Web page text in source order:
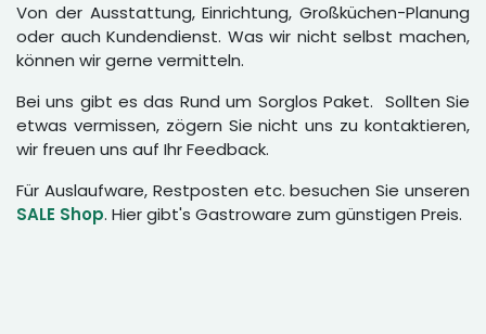
Von der Ausstattung, Einrichtung, Großküchen-Planung
oder auch Kundendienst. Was wir nicht selbst machen,
können wir gerne vermitteln.
Bei uns gibt es das Rund um Sorglos Paket. Sollten Sie
etwas vermissen, zögern Sie nicht uns zu kontaktieren,
wir freuen uns auf Ihr Feedback.
Für Auslaufware, Restposten etc. besuchen Sie unseren
SALE Shop. Hier gibt's Gastroware zum günstigen Preis.